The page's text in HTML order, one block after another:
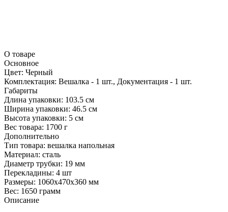
О товаре
Основное
Цвет: Черный
Комплектация: Вешалка - 1 шт., Документация - 1 шт.
Габариты
Длина упаковки: 103.5 см
Ширина упаковки: 46.5 см
Высота упаковки: 5 см
Вес товара: 1700 г
Дополнительно
Тип товара: вешалка напольная
Материал: сталь
Диаметр трубки: 19 мм
Перекладины: 4 шт
Размеры: 1060x470x360 мм
Вес: 1650 грамм
Описание